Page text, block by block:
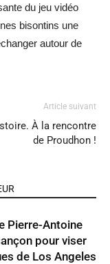
du jeu vidéo
bisontins une
autour de
Article suivant
À la rencontre
de Proudhon !
Pierre-Antoine
pour viser
de Los Angeles